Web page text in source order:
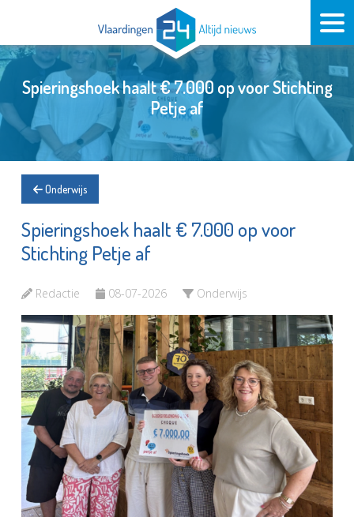
Spieringshoek haalt € 7.000 op voor Stichting
Petje af
Onderwijs
Spieringshoek haalt € 7.000 op voor
Stichting Petje af
Redactie 08-07-2026 Onderwijs